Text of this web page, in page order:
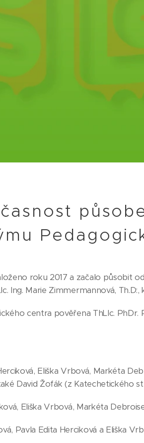
roku 2017 a začalo působit
Ing. Marie Zimmermannová,
centra pověřena ThLIc. PhDr.
Eliška Vrbová, Markéta
David Žofák (z Katechetického
Eliška Vrbová, Markéta
Pavla Edita Herciková a Eliška